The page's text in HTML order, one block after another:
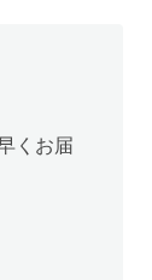
くお届